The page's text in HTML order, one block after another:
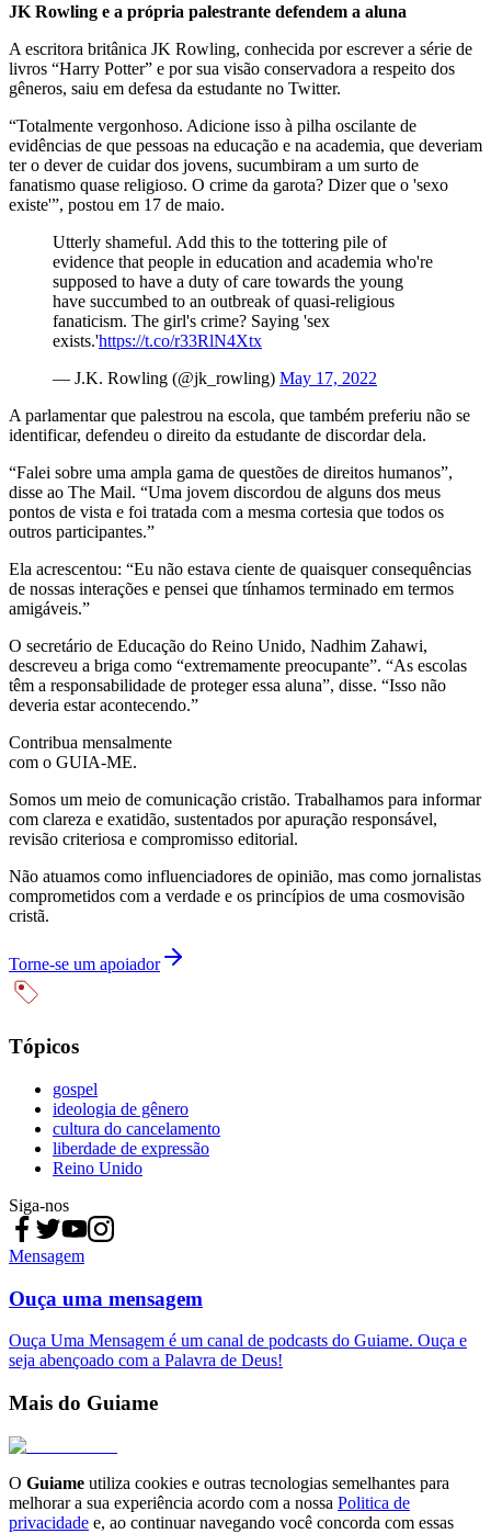
JK Rowling e a própria palestrante defendem a aluna
A escritora britânica JK Rowling, conhecida por escrever a série de
livros “Harry Potter” e por sua visão conservadora a respeito dos
gêneros, saiu em defesa da estudante no Twitter.
“Totalmente vergonhoso. Adicione isso à pilha oscilante de
evidências de que pessoas na educação e na academia, que deveriam
ter o dever de cuidar dos jovens, sucumbiram a um surto de
fanatismo quase religioso. O crime da garota? Dizer que o 'sexo
existe'”, postou em 17 de maio.
Utterly shameful. Add this to the tottering pile of
evidence that people in education and academia who're
supposed to have a duty of care towards the young
have succumbed to an outbreak of quasi-religious
fanaticism. The girl's crime? Saying 'sex
exists.'https://t.co/r33RlN4Xtx
— J.K. Rowling (@jk_rowling) May 17, 2022
A parlamentar que palestrou na escola, que também preferiu não se
identificar, defendeu o direito da estudante de discordar dela.
“Falei sobre uma ampla gama de questões de direitos humanos”,
disse ao The Mail. “Uma jovem discordou de alguns dos meus
pontos de vista e foi tratada com a mesma cortesia que todos os
outros participantes.”
Ela acrescentou: “Eu não estava ciente de quaisquer consequências
de nossas interações e pensei que tínhamos terminado em termos
amigáveis.”
O secretário de Educação do Reino Unido, Nadhim Zahawi,
descreveu a briga como “extremamente preocupante”. “As escolas
têm a responsabilidade de proteger essa aluna”, disse. “Isso não
deveria estar acontecendo.”
Contribua mensalmente
com o GUIA-ME.
Somos um meio de comunicação cristão. Trabalhamos para informar
com clareza e exatidão, sustentados por apuração responsável,
revisão criteriosa e compromisso editorial.
Não atuamos como influenciadores de opinião, mas como jornalistas
comprometidos com a verdade e os princípios de uma cosmovisão
cristã.
Torne-se um apoiador
Tópicos
gospel
ideologia de gênero
cultura do cancelamento
liberdade de expressão
Reino Unido
Siga-nos
Mensagem
Ouça uma mensagem
Ouça Uma Mensagem é um canal de podcasts do Guiame. Ouça e
seja abençoado com a Palavra de Deus!
Mais do Guiame
O Guiame utiliza cookies e outras tecnologias semelhantes para
melhorar a sua experiência acordo com a nossa Politica de
privacidade e, ao continuar navegando você concorda com essas